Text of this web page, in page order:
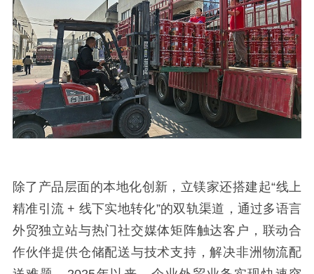
除了产品层面的本地化创新，立镁家还搭建起“线上
精准引流 + 线下实地转化”的双轨渠道，通过多语言
外贸独立站与热门社交媒体矩阵触达客户，联动合
作伙伴提供仓储配送与技术支持，解决非洲物流配